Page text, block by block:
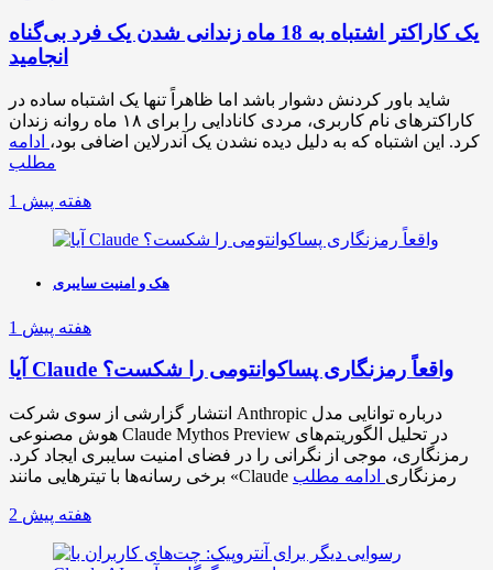
یک کاراکتر اشتباه به 18 ماه زندانی شدن یک فرد بی‌گناه
انجامید
شاید باور کردنش دشوار باشد اما ظاهراً تنها یک اشتباه ساده در
کاراکترهای نام کاربری، مردی کانادایی را برای ۱۸ ماه روانه زندان
کرد. این اشتباه که به دلیل دیده نشدن یک آندرلاین اضافی بود، ادامه
مطلب
1 هفته پیش
هک و امنیت سایبری
1 هفته پیش
آیا Claude واقعاً رمزنگاری پساکوانتومی را شکست؟
انتشار گزارشی از سوی شرکت Anthropic درباره توانایی مدل
هوش مصنوعی Claude Mythos Preview در تحلیل الگوریتم‌های
رمزنگاری، موجی از نگرانی را در فضای امنیت سایبری ایجاد کرد.
برخی رسانه‌ها با تیترهایی مانند «Claude رمزنگاری ادامه مطلب
2 هفته پیش